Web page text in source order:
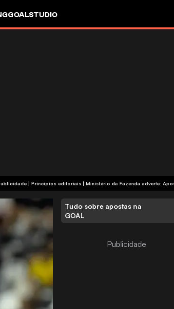
GOALSTUDIO
| Princípios editoriais | Ministério da Fazenda adverte:
Tudo sobre apostas na
GOAL